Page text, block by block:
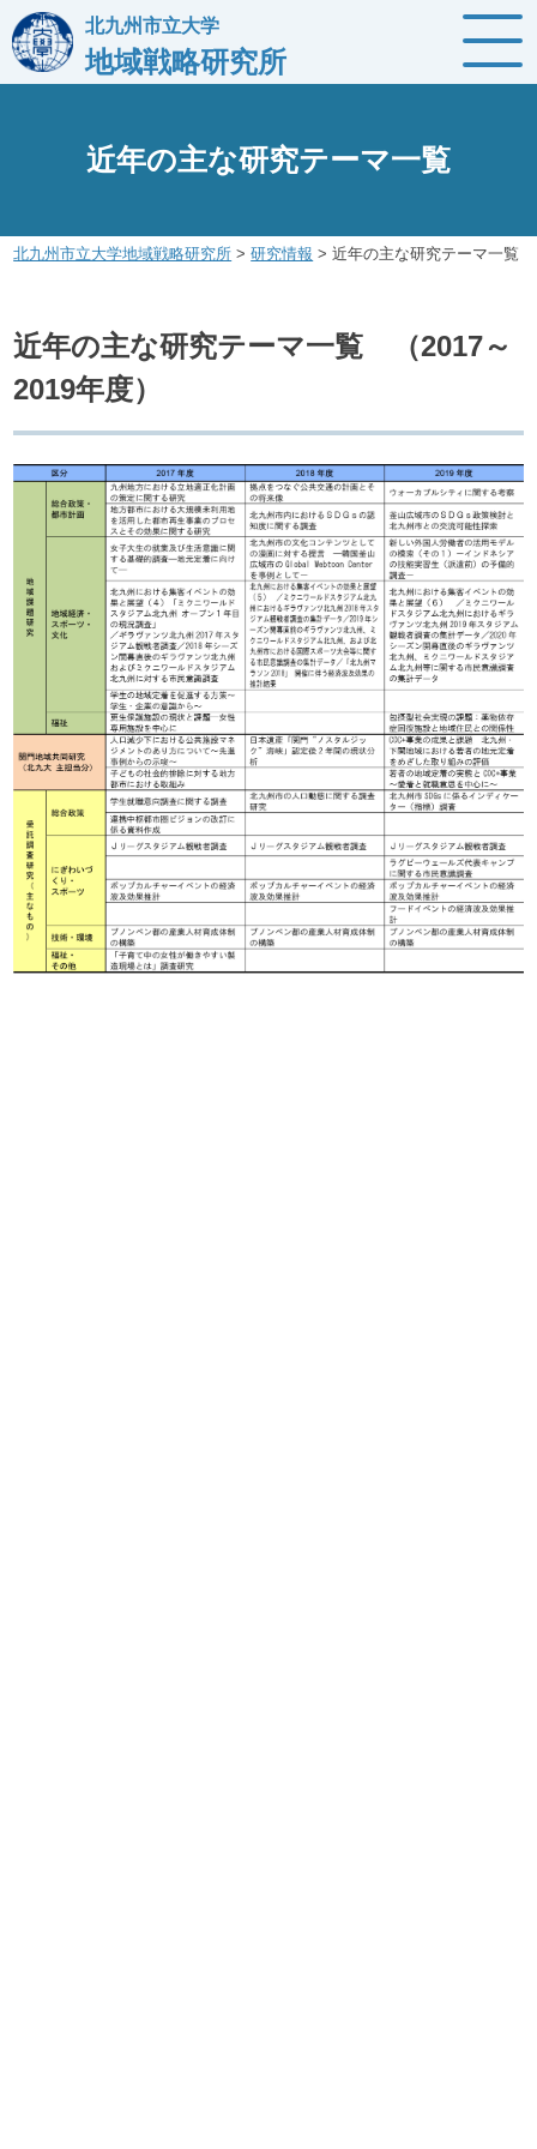
Skip
to
content
北九州市立大学
地域戦略研究所
近年の主な研究テーマ一覧
北九州市立大学地域戦略研究所 >研究情報 >近年の主な研究テーマ一覧
近年の主な研究テーマ一覧 （2017～
2019年度）